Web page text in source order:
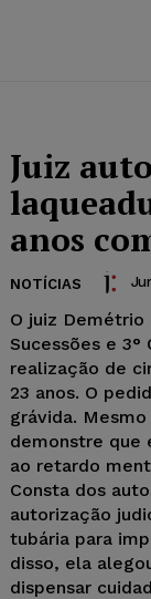
Juiz
anos
NOTÍCIAS
O juiz Demétrio
Sucessões e
realização de
23 anos. O
grávida.
demonstre que
ao retardo
Consta dos
autorização
tubária para
disso, ela
dispensar